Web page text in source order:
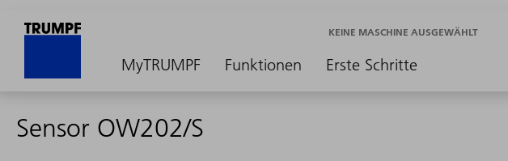
MyTRUMPF Funktionen Erste Schritte
KEINE MASCHINE AUSGEWÄHLT
Sensor OW202/S